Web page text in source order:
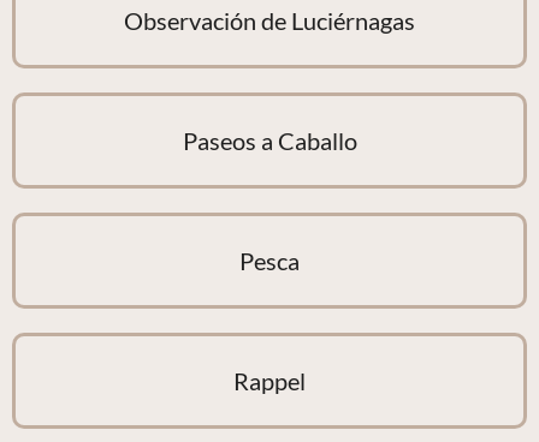
Observación de Luciérnagas
Paseos a Caballo
Pesca
Rappel